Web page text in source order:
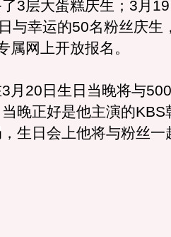
3层大蛋糕庆生；3月
与幸运的50名粉丝庆生
属网上开放报名。
20日生日当晚将与
晚正好是他主演的KBS
生日会上他将与粉丝一